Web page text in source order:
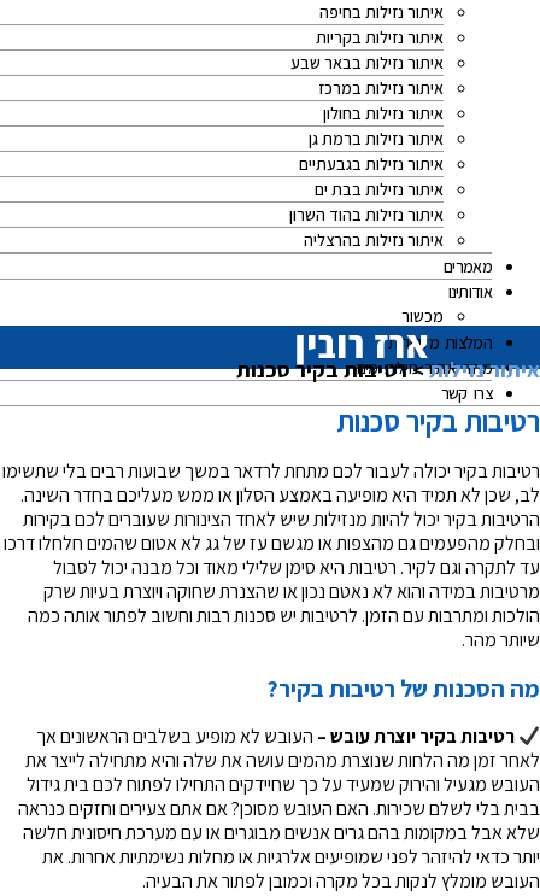
איתור נזילות בחיפה
איתור נזילות בקריות
איתור נזילות בבאר שבע
איתור נזילות במרכז
איתור נזילות בחולון
איתור נזילות ברמת גן
איתור נזילות בגבעתיים
איתור נזילות בבת ים
איתור נזילות בהוד השרון
איתור נזילות בהרצליה
מאמרים
אודותינו
מכשור
המלצות מלקוחות
מחיר איתור נזילות מים
צרו קשר
איתור נזילות>רטיבות בקיר סכנות
רטיבות בקיר סכנות
רטיבות בקיר יכולה לעבור לכם מתחת לרדאר במשך שבועות רבים בלי שתשימו
לב, שכן לא תמיד היא מופיעה באמצע הסלון או ממש מעליכם בחדר השינה.
הרטיבות בקיר יכול להיות מנזילות שיש לאחד הצינורות שעוברים לכם בקירות
ובחלק מהפעמים גם מהצפות או מגשם עז של גג לא אטום שהמים חלחלו דרכו
עד לתקרה וגם לקיר. רטיבות היא סימן שלילי מאוד וכל מבנה יכול לסבול
מרטיבות במידה והוא לא נאטם נכון או שהצנרת שחוקה ויוצרת בעיות שרק
הולכות ומתרבות עם הזמן. לרטיבות יש סכנות רבות וחשוב לפתור אותה כמה
שיותר מהר.
מה הסכנות של רטיבות בקיר?
רטיבות בקיר יוצרת עובש – העובש לא מופיע בשלבים הראשונים אך
לאחר זמן מה הלחות שנוצרת מהמים עושה את שלה והיא מתחילה לייצר את
העובש מגעיל והירוק שמעיד על כך שחיידקים התחילו לפתוח לכם בית גידול
בבית בלי לשלם שכירות. האם העובש מסוכן? אם אתם צעירים וחזקים כנראה
שלא אבל במקומות בהם גרים אנשים מבוגרים או עם מערכת חיסונית חלשה
יותר כדאי להיזהר לפני שמופיעים אלרגיות או מחלות נשימתיות אחרות. את
העובש מומלץ לנקות בכל מקרה וכמובן לפתור את הבעיה.